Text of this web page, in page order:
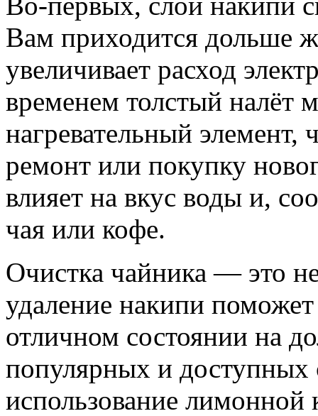
Вам приходится дольше
увеличивает расход
временем толстый налёт
нагревательный элемент,
ремонт или покупку
влияет на вкус воды и,
чая или кофе.
Очистка чайника — это
удаление накипи
отличном состоянии на
популярных и доступных
использование лимонной